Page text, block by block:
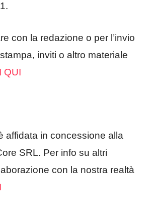
con la redazione o per l’invio
inviti o altro materiale
QUI
affidata in concessione alla
SRL. Per info su altri
con la nostra realtà